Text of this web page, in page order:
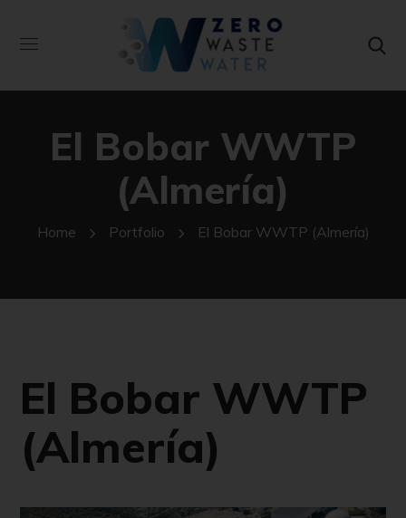
El Bobar WWTP
(Almería)
Home Portfolio El Bobar WWTP (Almería)
El Bobar WWTP
(Almería)